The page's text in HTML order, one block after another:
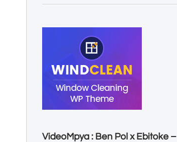
VideoMpya : Ben Pol x Ebitoke –